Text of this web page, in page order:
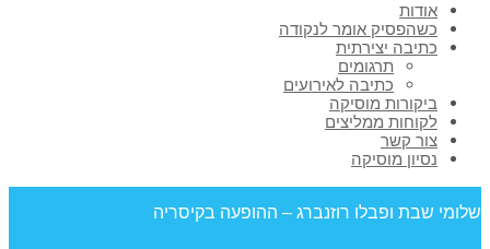
אודות
כשהפסיק אומר לנקודה
כתיבה יצירתית
תרגומים
כתיבה לאירועים
ביקורות מוסיקה
לקוחות ממליצים
צור קשר
נסיון מוסיקה
שלומי שבת ופבלו רוזנברג – ההופעה בקיסריה